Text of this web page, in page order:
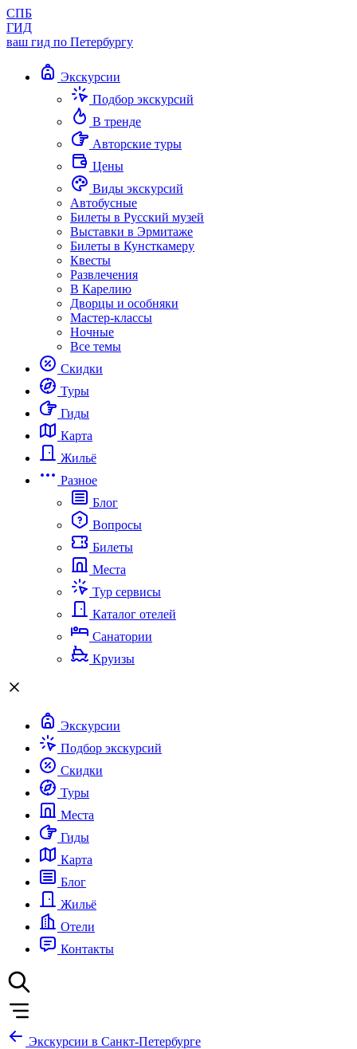
СПБ
ГИД
ваш гид по Петербургу
Экскурсии
Подбор экскурсий
В тренде
Авторские туры
Цены
Виды экскурсий
Автобусные
Билеты в Русский музей
Выставки в Эрмитаже
Билеты в Кунсткамеру
Квесты
Развлечения
В Карелию
Дворцы и особняки
Мастер-классы
Ночные
Все темы
Скидки
Туры
Гиды
Карта
Жильё
Разное
Блог
Вопросы
Билеты
Места
Тур сервисы
Каталог отелей
Санатории
Круизы
Экскурсии
Подбор экскурсий
Скидки
Туры
Места
Гиды
Карта
Блог
Жильё
Отели
Контакты
Экскурсии в Санкт-Петербурге